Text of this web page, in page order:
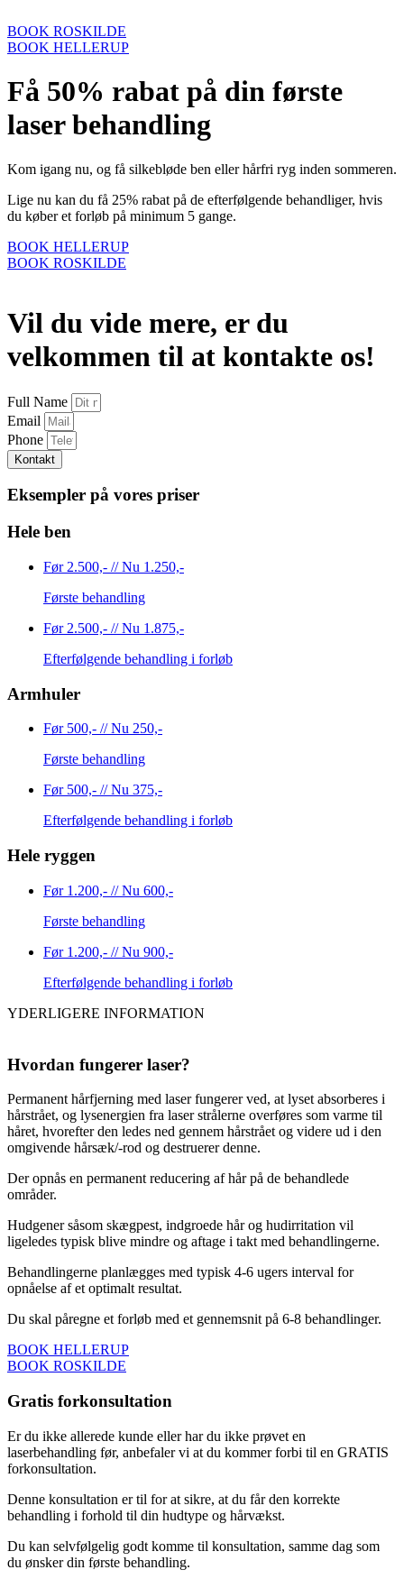
BOOK ROSKILDE
BOOK HELLERUP
Få 50% rabat på din første
laser behandling
Kom igang nu, og få silkebløde ben eller hårfri ryg inden sommeren.
Lige nu kan du få 25% rabat på de efterfølgende behandliger, hvis
du køber et forløb på minimum 5 gange.
BOOK HELLERUP
BOOK ROSKILDE
Vil du vide mere, er du
velkommen til at kontakte os!
Full Name
Email
Phone
Kontakt
Eksempler på vores priser
Hele ben
Før 2.500,- //Nu 1.250,-
Første behandling
Før 2.500,- //Nu 1.875,-
Efterfølgende behandling i forløb
Armhuler
Før 500,- //Nu 250,-
Første behandling
Før 500,- //Nu 375,-
Efterfølgende behandling i forløb
Hele ryggen
Før 1.200,- //Nu 600,-
Første behandling
Før 1.200,- //Nu 900,-
Efterfølgende behandling i forløb
YDERLIGERE INFORMATION
Hvordan fungerer laser?
Permanent hårfjerning med laser fungerer ved, at lyset absorberes i
hårstrået, og lysenergien fra laser strålerne overføres som varme til
håret, hvorefter den ledes ned gennem hårstrået og videre ud i den
omgivende hårsæk/-rod og destruerer denne.​
Der opnås en permanent reducering af hår på de behandlede
områder.
Hudgener såsom skægpest, indgroede hår og hudirritation vil
ligeledes typisk blive mindre og aftage i takt med behandlingerne.
Behandlingerne planlægges med typisk 4-6 ugers interval for
opnåelse af et optimalt resultat.
Du skal påregne et forløb med et gennemsnit på 6-8 behandlinger.
BOOK HELLERUP
BOOK ROSKILDE
Gratis forkonsultation
Er du ikke allerede kunde eller har du ikke prøvet en
laserbehandling før, anbefaler vi at du kommer forbi til en GRATIS
forkonsultation.
Denne konsultation er til for at sikre, at du får den korrekte
behandling i forhold til din hudtype og hårvækst.
Du kan selvfølgelig godt komme til konsultation, samme dag som
du ønsker din første behandling.